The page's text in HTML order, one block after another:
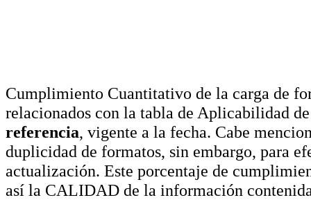
Cumplimiento Cuantitativo de la carga de
relacionados con la tabla de Aplicabilidad
referencia, vigente a la fecha. Cabe
duplicidad de formatos, sin embargo, para
actualización. Este porcentaje de
así la CALIDAD de la información